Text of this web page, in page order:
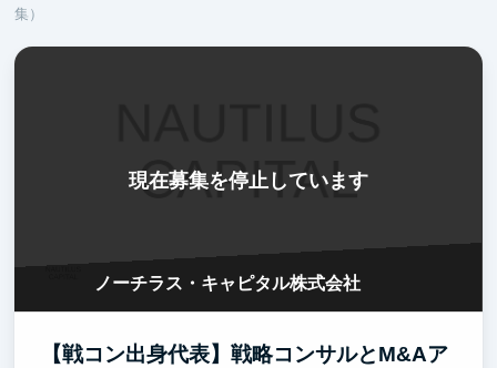
集）
現在募集を停止しています
ノーチラス・キャピタル株式会社
【戦コン出身代表】戦略コンサルとM&Aア